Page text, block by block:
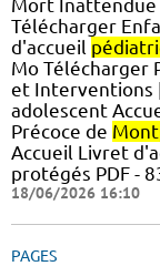
Mort Inattendue
Télécharger
d'accueil
Mo Télécharger
et Interventions
adolescent
Précoce de
Accueil Livret
protégés PDF -
18/06/2026 16:10
PAGES